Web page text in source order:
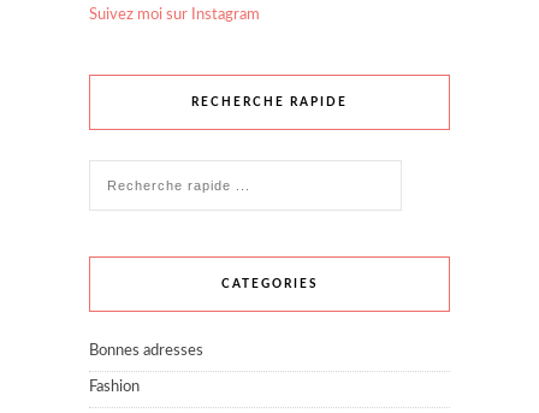
Suivez moi sur Instagram
RECHERCHE RAPIDE
CATEGORIES
Bonnes adresses
Fashion